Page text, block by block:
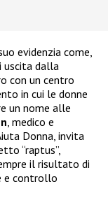
evidenzia come,
uscita dalla
con un centro
in cui le donne
un nome alle
, medico e
Donna, invita
“raptus”,
il risultato di
e controllo